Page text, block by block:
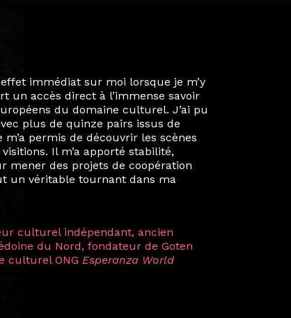
et ma vie professionnelle dans les
mon année au sein du Diplôme
européen aussi inattendu que
delà de la salle de classe. En
à collaborer sur des projets
Helsinki à Kuala Lumpur, Langkawi,
ainsi ma vision de curatrice
à travers les disciplines et les
fut celle avec ma
— une amitié dont la générosité et
et m’ont conduite de
d’une décennie. Aujourd’hui encore,
année intense et inspirante
de rêver, de créer et de tendre